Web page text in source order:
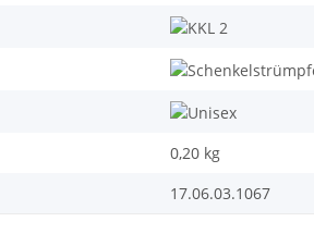
0,20 kg
17.06.03.1067